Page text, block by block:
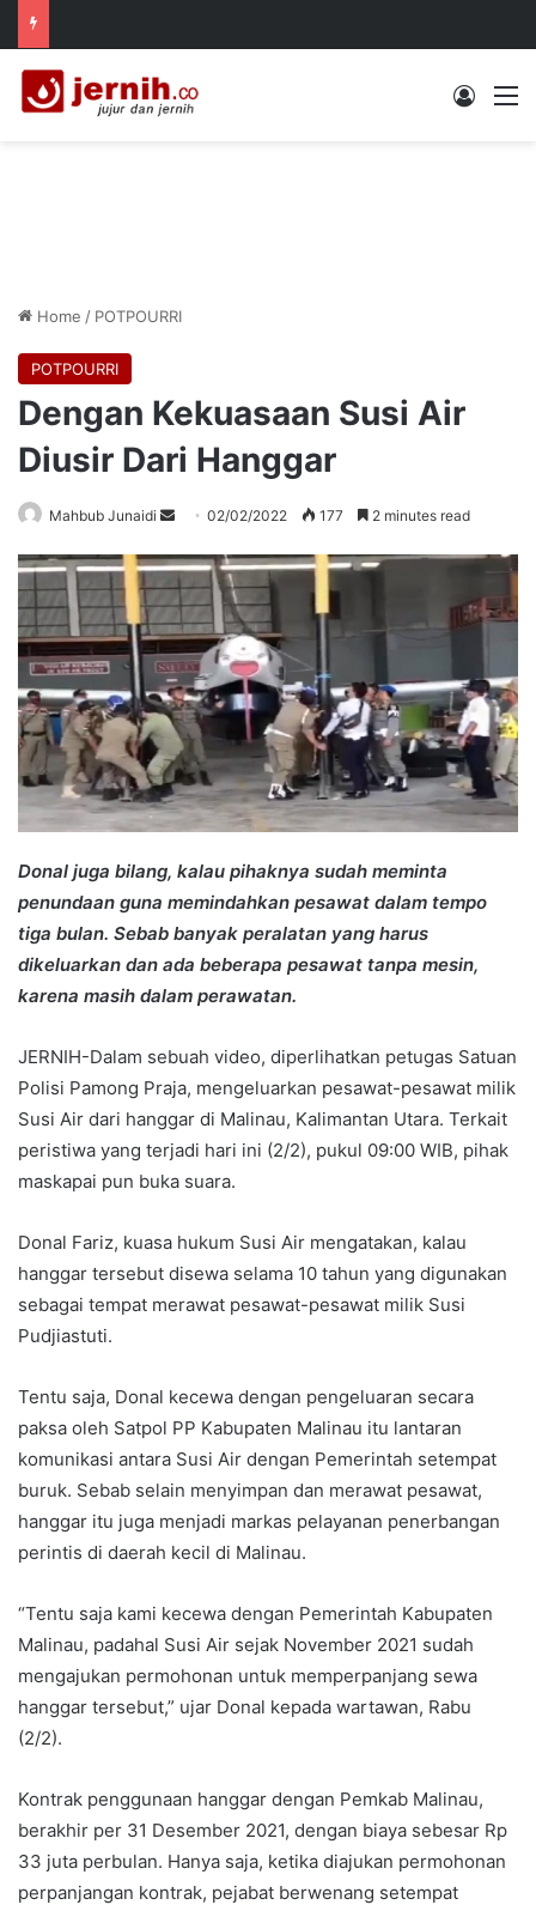
Log In
Home / POTPOURRI
POTPOURRI
Dengan Kekuasaan Susi Air
Diusir Dari Hanggar
Mahbub Junaidi
Send
email
02/02/2022 177 2 minutes read
Donal juga bilang, kalau pihaknya sudah meminta
penundaan guna memindahkan pesawat dalam tempo
tiga bulan. Sebab banyak peralatan yang harus
dikeluarkan dan ada beberapa pesawat tanpa mesin,
karena masih dalam perawatan.
JERNIH-Dalam sebuah video, diperlihatkan petugas Satuan
Polisi Pamong Praja, mengeluarkan pesawat-pesawat milik
Susi Air dari hanggar di Malinau, Kalimantan Utara. Terkait
peristiwa yang terjadi hari ini (2/2), pukul 09:00 WIB, pihak
maskapai pun buka suara.
Donal Fariz, kuasa hukum Susi Air mengatakan, kalau
hanggar tersebut disewa selama 10 tahun yang digunakan
sebagai tempat merawat pesawat-pesawat milik Susi
Pudjiastuti.
Tentu saja, Donal kecewa dengan pengeluaran secara
paksa oleh Satpol PP Kabupaten Malinau itu lantaran
komunikasi antara Susi Air dengan Pemerintah setempat
buruk. Sebab selain menyimpan dan merawat pesawat,
hanggar itu juga menjadi markas pelayanan penerbangan
perintis di daerah kecil di Malinau.
“Tentu saja kami kecewa dengan Pemerintah Kabupaten
Malinau, padahal Susi Air sejak November 2021 sudah
mengajukan permohonan untuk memperpanjang sewa
hanggar tersebut,” ujar Donal kepada wartawan, Rabu
(2/2).
Kontrak penggunaan hanggar dengan Pemkab Malinau,
berakhir per 31 Desember 2021, dengan biaya sebesar Rp
33 juta perbulan. Hanya saja, ketika diajukan permohonan
perpanjangan kontrak, pejabat berwenang setempat